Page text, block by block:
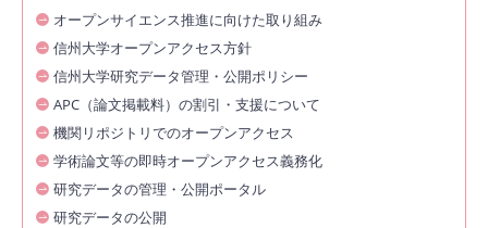
オープンサイエンス推進に向けた取り組み
信州大学オープンアクセス方針
信州大学研究データ管理・公開ポリシー
APC（論文掲載料）の割引・支援について
機関リポジトリでのオープンアクセス
学術論文等の即時オープンアクセス義務化
研究データの管理・公開ポータル
研究データの公開